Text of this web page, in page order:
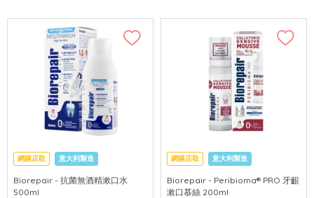
網購店取 意大利製造
Biorepair - 抗菌無酒精漱口水
500ml
網購店取 意大利製造
Biorepair - Peribioma® PRO 牙齦
漱口慕絲 200ml